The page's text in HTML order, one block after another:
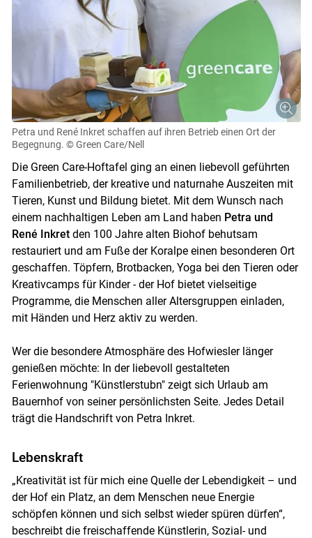
Skip to main content
Petra und René Inkret schaffen auf ihren Betrieb einen Ort der
Begegnung. © Green Care/Nell
Die Green Care-Hoftafel ging an einen liebevoll geführten
Familienbetrieb, der kreative und naturnahe Auszeiten mit
Tieren, Kunst und Bildung bietet. Mit dem Wunsch nach
einem nachhaltigen Leben am Land haben Petra und
René Inkretden 100 Jahre alten Biohof behutsam
restauriert und am Fuße der Koralpe einen besonderen Ort
geschaffen. Töpfern, Brotbacken, Yoga bei den Tieren oder
Kreativcamps für Kinder - der Hof bietet vielseitige
Programme, die Menschen aller Altersgruppen einladen,
mit Händen und Herz aktiv zu werden.
Wer die besondere Atmosphäre des Hofwiesler länger
genießen möchte: In der liebevoll gestalteten
Ferienwohnung "Künstlerstubn" zeigt sich Urlaub am
Bauernhof von seiner persönlichsten Seite. Jedes Detail
trägt die Handschrift von Petra Inkret.
Lebenskraft
„Kreativität ist für mich eine Quelle der Lebendigkeit – und
der Hof ein Platz, an dem Menschen neue Energie
schöpfen können und sich selbst wieder spüren dürfen“,
beschreibt die freischaffende Künstlerin, Sozial- und